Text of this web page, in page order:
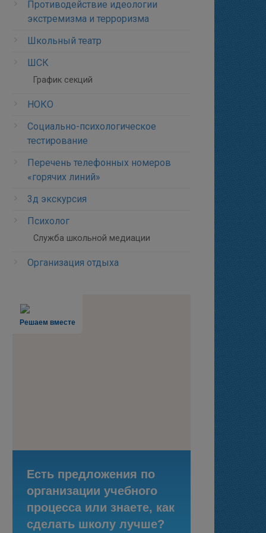
Противодействие идеологии
экстремизма и терроризма
Школьный театр
ШСК
График секций
НОКО
Социально-психологическое
тестирование
Перечень телефонных номеров
«горячих линий»
3д экскурсия
Психолог
Служба школьной медиации
Организация отдыха
Решаем вместе
Есть предложения по
организации учебного
процесса или знаете, как
сделать школу лучше?